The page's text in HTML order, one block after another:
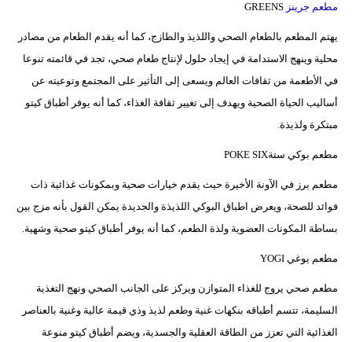
مطعم جرينز GREENS
يهتم المطعم بالطعام الصحي واللذيذ والطازج، كما أنه يقدم الطعام من مصادر
محلية وينهج الاستدامة في إيجاد حلول لإنتاج طعام صحي، تجد في قائمته تنوعا
في الأطعمة من ثقافات العالم ويسعى إلى التأثير على المجتمع وتوعيته عن
أساليب الحياة الصحية ويهدف إلى تغيير ثقافة الغذاء، كما أنه يوفر أطباق كيتو
مبتكرة ولذيذة.
مطعم بوكي ستةPOKE SIX
مطعم برز في الآونة الأخيرة حيث يقدم خيارات صحية وبمكونات غذائية ذات
فوائد للصحة، ويعرض اطباق البوكي اللذيذة والجديدة يمكن القول بأنه مزج بين
بساطة المكونات العضوية ولذة الطعم، كما أنه يوفر أطباق كيتو صحية وشهية.
مطعم يوغي YOGI
مطعم صحي يروج للغذاء المتوازن ويركز على الجانب الصحي ونهج التغذية
السليمة، تتسم أطباقه بنكهات غنية وطعم لذيذ وذي قيمة عالية وغنية بالعناصر
الغذائية التي تعزز من الطاقة العقلية والجسدية، ويضم أطباق كيتو منوعة